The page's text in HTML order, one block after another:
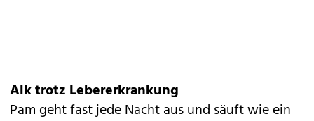
Alk trotz Lebererkrankung
Pam geht fast jede Nacht aus und säuft wie ein